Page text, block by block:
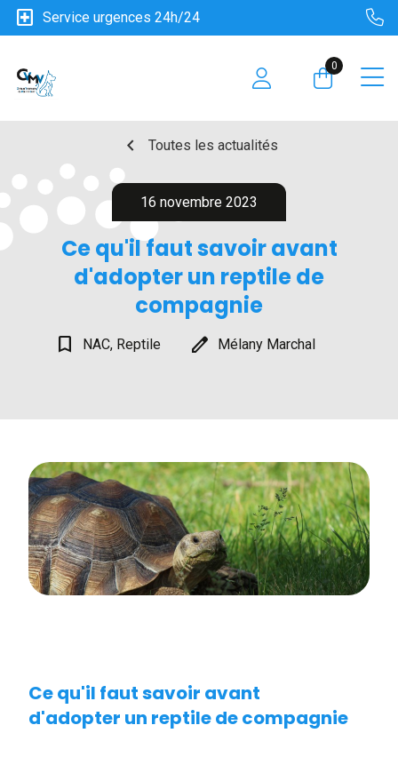
local_hospital Service urgences 24h/24
0
chevron_left Toutes les actualités
16 novembre 2023
Ce qu'il faut savoir avant
d'adopter un reptile de
compagnie
bookmark_border NAC, Reptile edit Mélany Marchal
Ce qu'il faut savoir avant
d'adopter un reptile de compagnie